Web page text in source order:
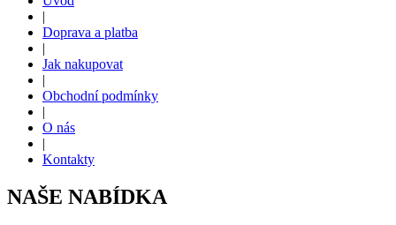
|
Doprava a platba
|
Jak nakupovat
|
Obchodní podmínky
|
O nás
|
Kontakty
NAŠE NABÍDKA